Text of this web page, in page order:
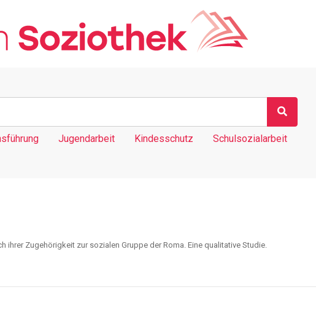
Jugendarbeit Kindesschutz Schulsozialarbeit
Zugehörigkeit zur sozialen Gruppe der Roma. Eine qualitative Studie.